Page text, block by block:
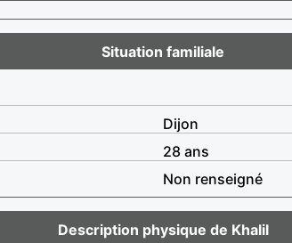
Situation familiale
Dijon
28 ans
Non renseigné
Description physique de Khalil